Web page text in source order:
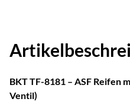
BKT TF-8181 – ASF Reifen
Ventil)